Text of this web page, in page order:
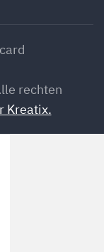
rechten
Kreatix.